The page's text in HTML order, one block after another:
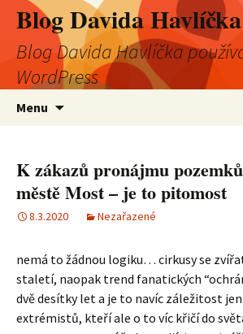
Blog Davida Havlíčka
Blog Davida Havlíčka
WordPress
Menu
K zákazů pronájmu
městě Most – je to pitomost
8.3.2020 Nezařazené
nemá to žádnou logiku… cirkusy se
staletí, naopak trend fanatických
dvě desítky let a je to navíc záležitost
extrémistů, kteří ale o to víc křičí do